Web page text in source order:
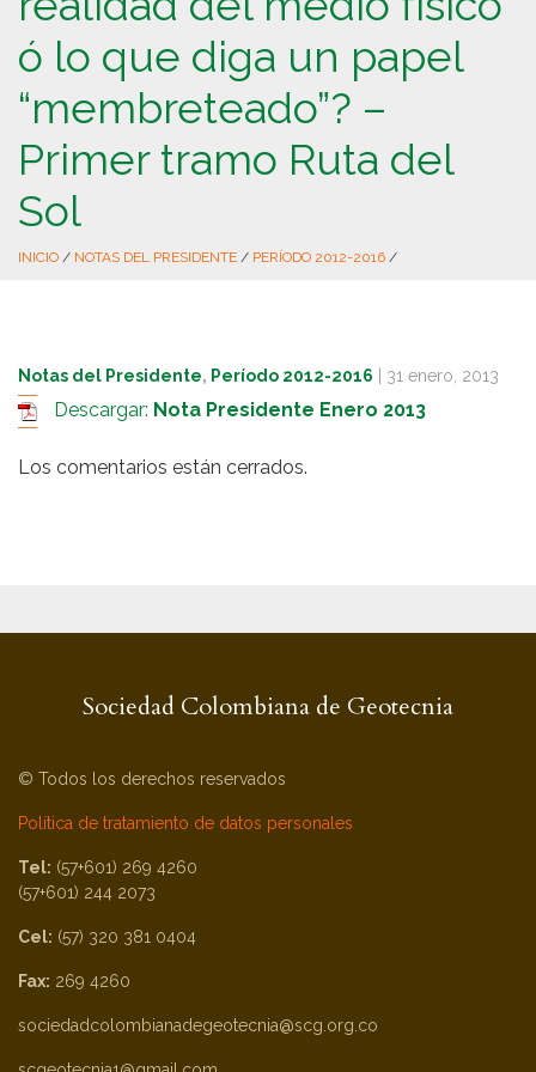
ó lo que diga un papel
“membreteado”? –
Primer tramo Ruta del
Sol
INICIO / NOTAS DEL PRESIDENTE / PERÍODO 2012-2016 /
Notas del Presidente, Período 2012-2016 31 enero, 2013
Descargar: Nota Presidente Enero 2013
Los comentarios están cerrados.
Sociedad Colombiana de Geotecnia
© Todos los derechos reservados
Política de tratamiento de datos personales
Tel: (57+601) 269 4260
(57+601) 244 2073
Cel: (57) 320 381 0404
Fax: 269 4260
sociedadcolombianadegeotecnia@scg.org.co